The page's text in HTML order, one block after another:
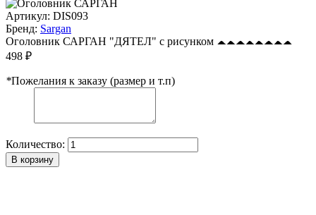
Артикул: DIS093
Бренд: Sargan
Оголовник САРГАН "ДЯТЕЛ" с рисунком
498 ₽
*Пожелания к заказу (размер и т.п)
Количество:
В корзину